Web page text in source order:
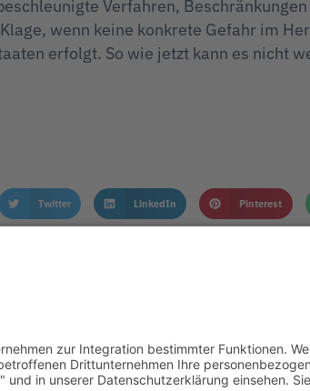
Verfahren,
wenn keine konkrete Gefahr im
erfolgt. So wie jetzt kann es nicht
Twitter LinkedIn Pinterest